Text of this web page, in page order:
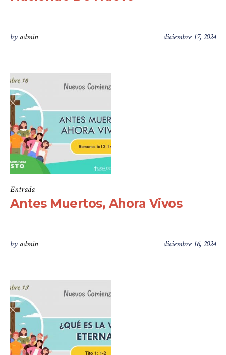
diciembre 17, 2024
by admin
Entrada
Antes Muertos, Ahora Vivos
diciembre 16, 2024
by admin